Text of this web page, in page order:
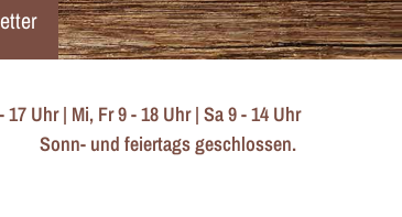
Uhr | Mi, Fr 9 - 18 Uhr | Sa 9 - 14 Uhr
Sonn- und feiertags geschlossen.